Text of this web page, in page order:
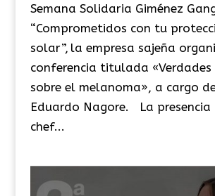
Semana Solidaria Giménez
“Comprometidos con tu
solar”, la empresa sajeña
conferencia titulada «Verdades
sobre el melanoma», a cargo
Eduardo Nagore. La
chef...